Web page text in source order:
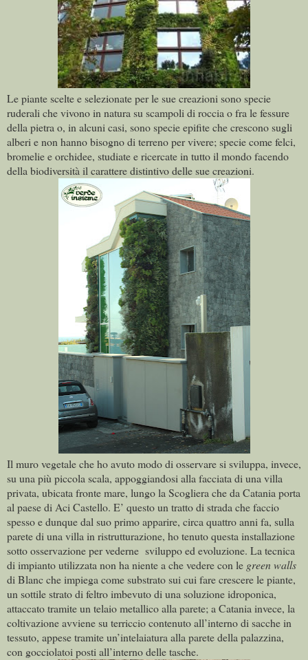
Le piante scelte e selezionate per le sue creazioni sono specie
ruderali che vivono in natura su scampoli di roccia o fra le fessure
della pietra o, in alcuni casi, sono specie epifite che crescono sugli
alberi e non hanno bisogno di terreno per vivere; specie come felci,
bromelie e orchidee, studiate e ricercate in tutto il mondo facendo
della biodiversità il carattere distintivo delle sue creazioni.
Il muro vegetale che ho avuto modo di osservare si sviluppa, invece,
su una più piccola scala, appoggiandosi alla facciata di una villa
privata, ubicata fronte mare, lungo la Scogliera che da Catania porta
al paese di Aci Castello. E’ questo un tratto di strada che faccio
spesso e dunque dal suo primo apparire, circa quattro anni fa, sulla
parete di una villa in ristrutturazione, ho tenuto questa installazione
sotto osservazione per vederne sviluppo ed evoluzione. La tecnica
di impianto utilizzata non ha niente a che vedere con le green walls
di Blanc che impiega come substrato sui cui fare crescere le piante,
un sottile strato di feltro imbevuto di una soluzione idroponica,
attaccato tramite un telaio metallico alla parete; a Catania invece, la
coltivazione avviene su terriccio contenuto all’interno di sacche in
tessuto, appese tramite un’intelaiatura alla parete della palazzina,
con gocciolatoi posti all’interno delle tasche.